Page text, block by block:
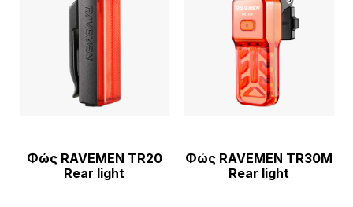
Φώς RAVEMEN TR20
Rear light
Φώς RAVEMEN TR30M
Rear light